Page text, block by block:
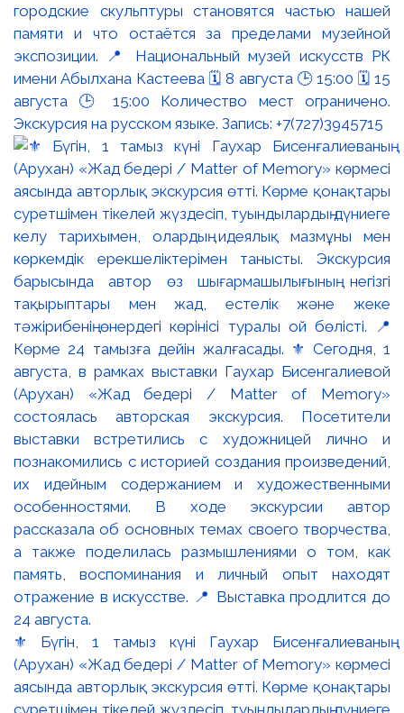
городские скульптуры становятся частью нашей
памяти и что остаётся за пределами музейной
экспозиции. 📍 Национальный музей искусств РК
имени Абылхана Кастеева 🗓 8 августа 🕒 15:00 🗓 15
августа 🕒 15:00 Количество мест ограничено.
Экскурсия на русском языке. Запись: +7(727)3945715
⚜️ Бүгін, 1 тамыз күні Гаухар Бисенғалиеваның
(Арухан) «Жад бедері / Matter of Memory» көрмесі
аясында авторлық экскурсия өтті. Көрме қонақтары
суретшімен тікелей жүздесіп, туындылардың дүниеге